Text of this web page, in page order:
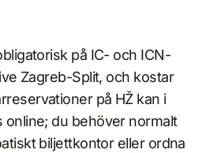
på IC- och ICN-
Zagreb-Split, och kostar
på HŽ kan i
online; du behöver normalt
biljettkontor eller ordna